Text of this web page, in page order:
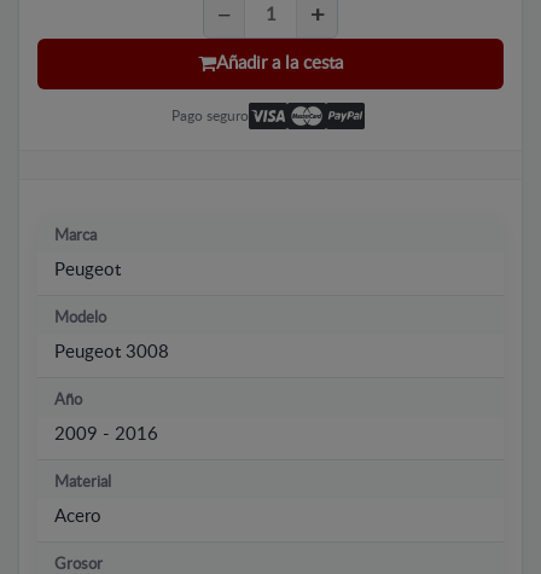
Añadir a la cesta
Pago seguro
Marca
Peugeot
Modelo
Peugeot 3008
Año
2009 - 2016
Material
Acero
Grosor